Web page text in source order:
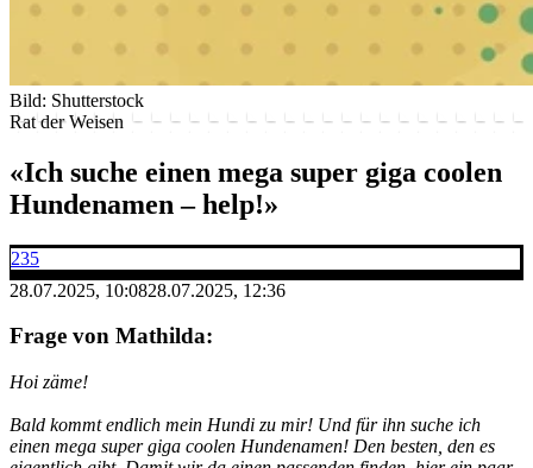
Bild: Shutterstock
Rat der Weisen
«Ich suche einen mega super giga coolen
Hundenamen – help!»
235
28.07.2025, 10:0828.07.2025, 12:36
Frage von Mathilda:
Hoi zäme!
Bald kommt endlich mein Hundi zu mir! Und für ihn suche ich
einen mega super giga coolen Hundenamen! Den besten, den es